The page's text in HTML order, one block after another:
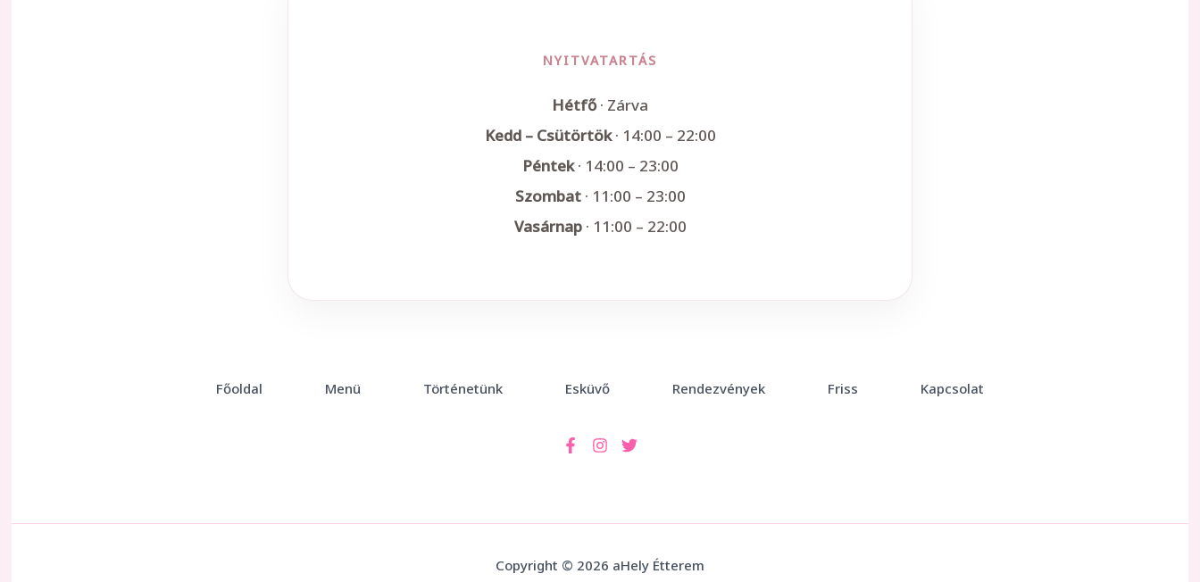
NYITVATARTÁS
Hétfő· Zárva
Kedd – Csütörtök· 14:00 – 22:00
Péntek· 14:00 – 23:00
Szombat· 11:00 – 23:00
Vasárnap· 11:00 – 22:00
Főoldal Menü Történetünk Esküvő Rendezvények Friss Kapcsolat
Copyright © 2026 aHely Étterem